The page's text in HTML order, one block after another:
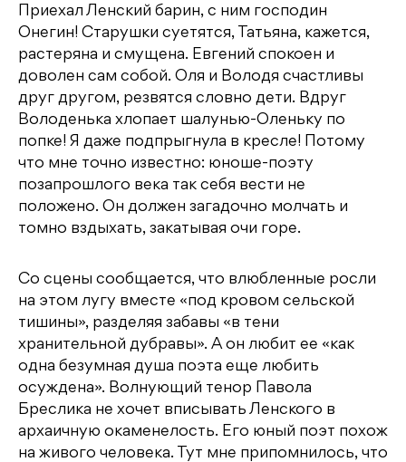
Приехал Ленский барин, с ним господин
Онегин! Старушки суетятся, Татьяна, кажется,
растеряна и смущена. Евгений спокоен и
доволен сам собой. Оля и Володя счастливы
друг другом, резвятся словно дети. Вдруг
Володенька хлопает шалунью-Оленьку по
попке! Я даже подпрыгнула в кресле! Потому
что мне точно известно: юноше-поэту
позапрошлого века так себя вести не
положено. Он должен загадочно молчать и
томно вздыхать, закатывая очи горе.
Со сцены сообщается, что влюбленные росли
на этом лугу вместе «под кровом сельской
тишины», разделяя забавы «в тени
хранительной дубравы». А он любит ее «как
одна безумная душа поэта еще любить
осуждена». Волнующий тенор Павола
Бреслика не хочет вписывать Ленского в
архаичную окаменелость. Его юный поэт похож
на живого человека. Тут мне припомнилось, что